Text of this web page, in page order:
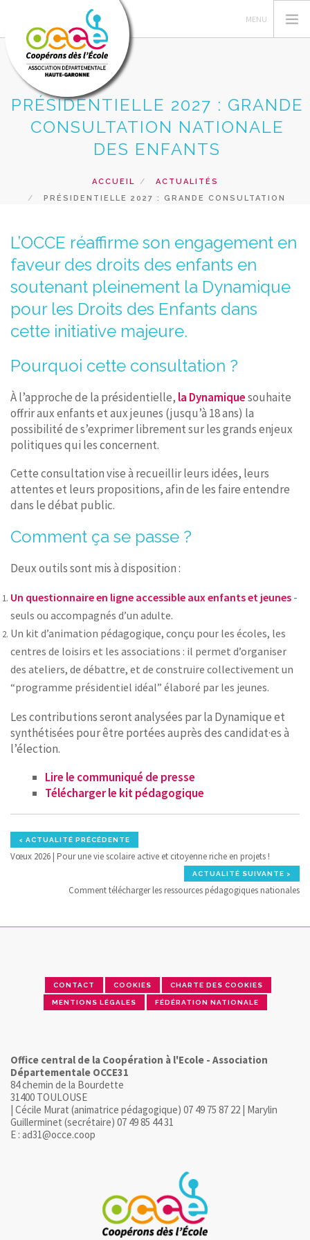
L'OCCE
GERER SA COOPERATIVE
RECHERCHER
CONTACT
PRÉSIDENTIELLE 2027 : GRANDE
CONSULTATION NATIONALE
DES ENFANTS
ACCUEIL
ACTUALITÉS
PRÉSIDENTIELLE 2027 : GRANDE CONSULTATION
L’OCCE réaffirme son engagement en
faveur des droits des enfants en
soutenant pleinement la Dynamique
pour les Droits des Enfants dans
cette initiative majeure.
Pourquoi cette consultation ?
À l’approche de la présidentielle, la Dynamiquesouhaite
offrir aux enfants et aux jeunes (jusqu’à 18 ans) la
possibilité de s’exprimer librement sur les grands enjeux
politiques qui les concernent.
Cette consultation vise à recueillir leurs idées, leurs
attentes et leurs propositions, afin de les faire entendre
dans le débat public.
Comment ça se passe ?
Deux outils sont mis à disposition :
Un questionnaire en ligne accessible aux enfants et jeunes -
seuls ou accompagnés d’un adulte.
Un kit d’animation pédagogique, conçu pour les écoles, les
centres de loisirs et les associations : il permet d’organiser
des ateliers, de débattre, et de construire collectivement un
“programme présidentiel idéal” élaboré par les jeunes.
Les contributions seront analysées par la Dynamique et
synthétisées pour être portées auprès des candidat·es à
l’élection.
Lire le communiqué de presse
Télécharger le kit pédagogique
< ACTUALITÉ PRÉCÉDENTE
Vœux 2026 | Pour une vie scolaire active et citoyenne riche en projets !
ACTUALITÉ SUIVANTE >
Comment télécharger les ressources pédagogiques nationales
CONTACT COOKIES CHARTE DES COOKIES
MENTIONS LÉGALES FÉDÉRATION NATIONALE
Office central de la Coopération à l'Ecole - Association
Départementale OCCE31
84 chemin de la Bourdette
31400 TOULOUSE
| Cécile Murat (animatrice pédagogique) 07 49 75 87 22 | Marylin
Guillerminet (secrétaire) 07 49 85 44 31
E : ad31@occe.coop